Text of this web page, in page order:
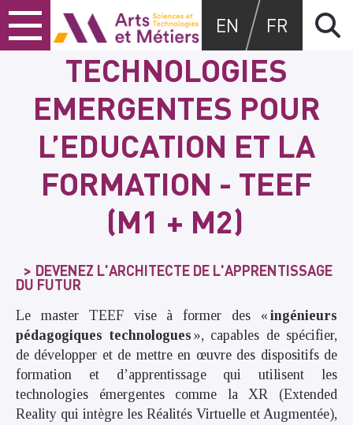
Skip
to
content
Skip
to
main
Skip
to
search
Arts et métiers
EN FR
TECHNOLOGIES
EMERGENTES POUR
L’EDUCATION ET LA
FORMATION - TEEF
(M1 + M2)
DEVENEZ L'ARCHITECTE DE L'APPRENTISSAGE
DU FUTUR
Le master TEEF vise à former des « ingénieurs
pédagogiques technologues », capables de spécifier,
de développer et de mettre en œuvre des dispositifs de
formation et d’apprentissage qui utilisent les
technologies émergentes comme la XR (Extended
Reality qui intègre les Réalités Virtuelle et Augmentée),